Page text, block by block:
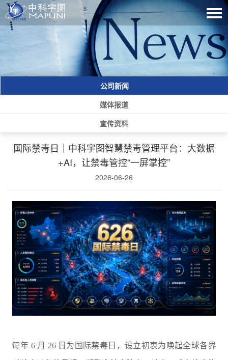
公司新闻
媒体报道
宣传资料
国际禁毒日｜中科宇图智慧禁毒管理平台：大数据
+AI，让禁毒管控“一屏掌控”
2026-06-26
每年 6 月 26 日为国际禁毒日，设立初衷为唤起全球各界